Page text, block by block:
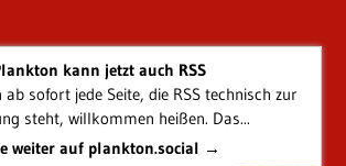
kann jetzt auch RSS
sofort jede Seite, die RSS technisch zur
steht, willkommen heißen. Das...
weiter auf plankton.social →